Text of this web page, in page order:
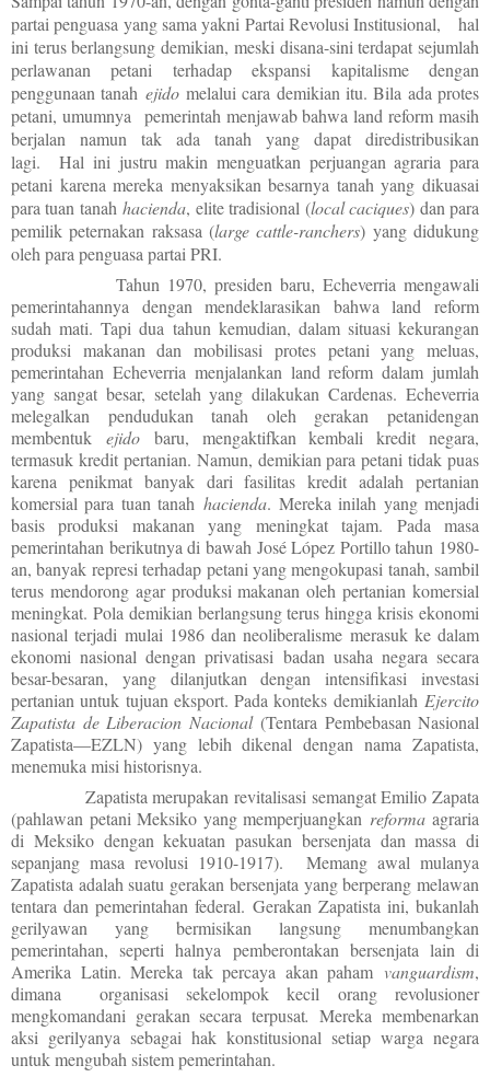
partai penguasa yang sama yakni Partai Revolusi Institusional, hal
ini terus berlangsung demikian, meski disana-sini terdapat sejumlah
perlawanan petani terhadap ekspansi kapitalisme dengan
penggunaan tanah ejidomelalui cara demikian itu. Bila ada protes
petani, umumnya pemerintah menjawab bahwa land reform masih
berjalan namun tak ada tanah yang dapat diredistribusikan
lagi. Hal ini justru makin menguatkan perjuangan agraria para
petani karena mereka menyaksikan besarnya tanah yang dikuasai
para tuan tanahhacienda, elite tradisional (local caciques) dan para
pemilik peternakan raksasa (large cattle-ranchers) yang didukung
oleh para penguasa partai PRI.
Tahun 1970, presiden baru, Echeverria mengawali
pemerintahannya dengan mendeklarasikan bahwa land reform
sudah mati. Tapi dua tahun kemudian, dalam situasi kekurangan
produksi makanan dan mobilisasi protes petani yang meluas,
pemerintahan Echeverria menjalankan land reform dalam jumlah
yang sangat besar, setelah yang dilakukan Cardenas. Echeverria
melegalkan pendudukan tanah oleh gerakan petanidengan
membentuk ejido baru, mengaktifkan kembali kredit negara,
termasuk kredit pertanian. Namun, demikian para petani tidak puas
karena penikmat banyak dari fasilitas kredit adalah pertanian
komersial para tuan tanah hacienda. Mereka inilah yang menjadi
basis produksi makanan yang meningkat tajam. Pada masa
pemerintahan berikutnya di bawah José López Portillo tahun 1980-
an, banyak represi terhadap petani yang mengokupasi tanah, sambil
terus mendorong agar produksi makanan oleh pertanian komersial
meningkat. Pola demikian berlangsung terus hingga krisis ekonomi
nasional terjadi mulai 1986 dan neoliberalisme merasuk ke dalam
ekonomi nasional dengan privatisasi badan usaha negara secara
besar-besaran, yang dilanjutkan dengan intensifikasi investasi
pertanian untuk tujuan eksport. Pada konteks demikianlah Ejercito
Zapatista de Liberacion Nacional (Tentara Pembebasan Nasional
Zapatista—EZLN) yang lebih dikenal dengan nama Zapatista,
menemuka misi historisnya.
Zapatista merupakan revitalisasi semangat Emilio Zapata
(pahlawan petani Meksiko yang memperjuangkan reformaagraria
di Meksiko dengan kekuatan pasukan bersenjata dan massa di
sepanjang masa revolusi 1910-1917). Memang awal mulanya
Zapatista adalah suatu gerakan bersenjata yang berperang melawan
tentara dan pemerintahan federal. Gerakan Zapatista ini, bukanlah
gerilyawan yang bermisikan langsung menumbangkan
pemerintahan, seperti halnya pemberontakan bersenjata lain di
Amerika Latin. Mereka tak percaya akan paham vanguardism,
dimana
organisasi sekelompok kecil orang revolusioner
mengkomandani gerakan secara terpusat.Mereka membenarkan
aksi gerilyanya sebagai hak konstitusional setiap warga negara
untuk mengubah sistem pemerintahan.